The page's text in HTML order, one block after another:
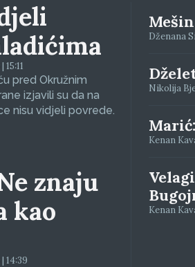
pred Okružnim
izjavili su da na
nisu vidjeli povrede.
znaju
kao
14:39
Dženana
Nikolija
Kenan
Kenan